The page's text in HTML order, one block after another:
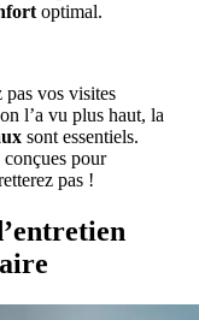
optimal.
vos visites
l’a vu plus haut, la
sont essentiels.
pour
pas !